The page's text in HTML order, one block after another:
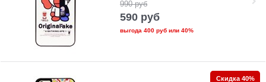
990 руб
590 руб
выгода 400 рубили 40%
Скидка 40%